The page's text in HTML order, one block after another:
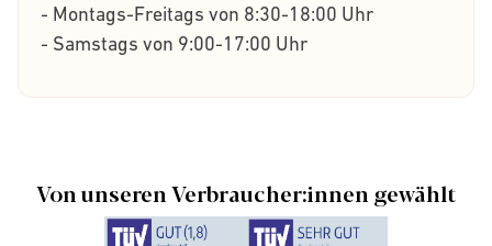
- Montags-Freitags von 8:30-18:00 Uhr
- Samstags von 9:00-17:00 Uhr
Von unseren Verbraucher:innen gewählt